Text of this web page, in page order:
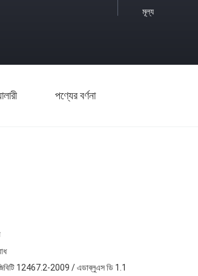
মূল্য
পণ্যের বর্ণনা
12467.2-2009 / এডাব্লুএস ডি 1.1